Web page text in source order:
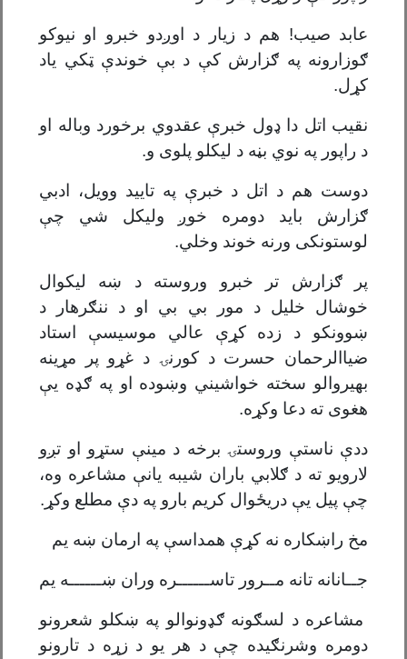
عابد صیب! هم د زیار د اوږدو خبرو او نیوکو
ګوزارونه په ګزارش کې د بې خوندې ټکي یاد
کړل.
نقیب اتل دا ډول خبرې عقدوي برخورد وباله او
د راپور په نوي بڼه د لیکلو پلوی و.
دوست هم د اتل د خبرې په تایید وویل، ادبي
ګزارش باید دومره خوږ ولیکل شي چې
لوستونکی ورنه خوند وخلي.
پر ګزارش تر خبرو وروسته د ښه لیکوال
خوشال خلیل د مور بي بي او د ننګرهار د
ښوونکو د زده کړې عالي موسیسې استاد
ضیاالرحمان حسرت د کورنۍ د غړو پر مړینه
بهیروالو سخته خواشیني وښوده او په ګډه يې
هغوی ته دعا وکړه.
ددې ناستې وروستۍ برخه د مینې ستړو او تږو
لارویو ته د ګلابي باران شیبه یانې مشاعره وه،
چې پیل يې دریځوال کریم بارو په دې مطلع وکړ.
مخ راښکاره نه کړې همداسې په ارمان ښه یم
جــانانه تانه مــرور تاســــــره وران ښــــــه یم
مشاعره د لسګونه ګډونوالو په ښکلو شعرونو
دومره وشرنګیده چې د هر یو د زړه د تارونو